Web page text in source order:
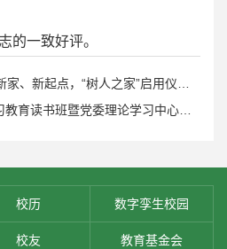
的一致好评。
上一条：【树人40周年】新家、新起点，“树人之家”启用仪式隆重举行
下一条：学校举办党纪学习教育读书班暨党委理论学习中心组学习（扩大）会
校历 数字孪生校园
校友 教育基金会